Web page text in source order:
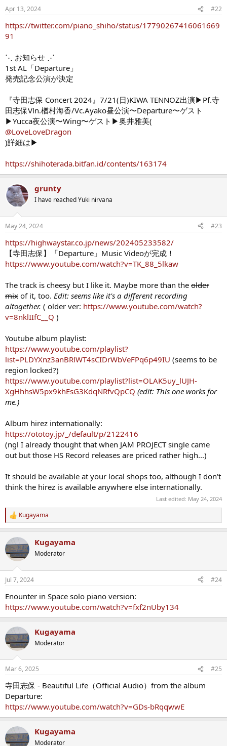
s
Apr 13, 2024 #22
https://twitter.com/piano_shiho/status/17790267416061669
91
⋱ お知らせ ⋰
1st AL「Departure」
発売記念公演が決定
『寺田志保 Concert 2024』 7/21(日)KIWA TENNOZ出演▶︎Pf.寺
田志保Vln.楢村海⾹/Vc.Ayako昼公演〜Departure〜ゲスト
▶︎Yucca夜公演〜Wing〜ゲスト▶︎奥井雅美(
@LoveLoveDragon
)詳細は▶︎
https://shihoterada.bitfan.id/contents/163174
grunty
I have reached Yuki nirvana
May 24, 2024 #23
https://highwaystar.co.jp/news/202405233582/
【寺田志保】「Departure」Music Videoが完成！
https://www.youtube.com/watch?v=TK_88_5lkaw
The track is cheesy but I like it. Maybe more than the older
mix of it, too. Edit: seems like it's a different recording
altogether. ( older ver: https://www.youtube.com/watch?
v=8nklIIfC__Q )
Youtube album playlist:
https://www.youtube.com/playlist?
list=PLDYXnz3anBRlWT4sCIDrWbVeFPq6p49IU (seems to be
region locked?)
https://www.youtube.com/playlist?list=OLAK5uy_lUJH-
XgHhhsW5px9khEsG3KdqNRfvQpCQ (edit: This one works for
me.)
Album hirez internationally:
https://ototoy.jp/_/default/p/2122416
(ngl I already thought that when JAM PROJECT single came
out but those HS Record releases are priced rather high...)
It should be available at your local shops too, although I don't
think the hirez is available anywhere else internationally.
Last edited: May 24, 2024
R
e
c
t
i
n
s
Kugayama
Kugayama
Moderator
Jul 7, 2024 #24
Enounter in Space solo piano version:
https://www.youtube.com/watch?v=fxf2nUby134
Kugayama
Moderator
Mar 6, 2025 #25
寺田志保 - Beautiful Life（Official Audio）from the album
Departure:
https://www.youtube.com/watch?v=GDs-bRqqwwE
Kugayama
Moderator